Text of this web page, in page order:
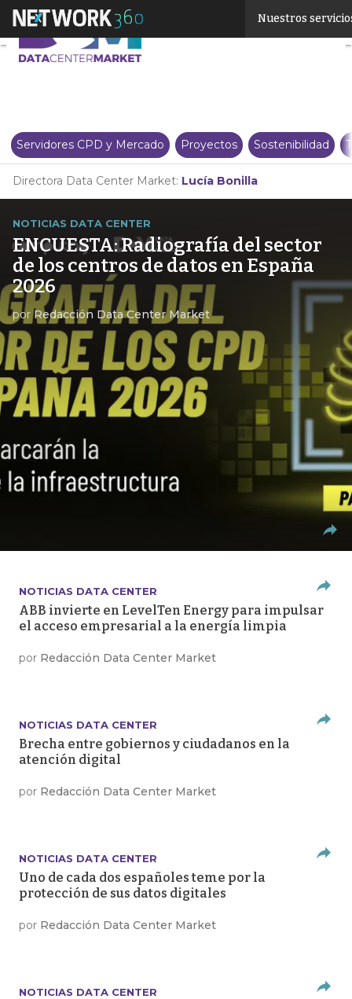
Nuestros
Servidores CPD y Mercado Proyectos Sostenibilidad
Directora Data Center Market: Lucía Bonilla
NOTICIAS DATA CENTER
ENCUESTA: Radiografía del sector
de los centros de datos en España
2026
porRedacción Data Center Market
NOTICIAS DATA CENTER
ABB invierte en LevelTen Energy para impulsar
el acceso empresarial a la energía limpia
por Redacción Data Center Market
NOTICIAS DATA CENTER
Brecha entre gobiernos y ciudadanos en la
atención digital
por Redacción Data Center Market
NOTICIAS DATA CENTER
Uno de cada dos españoles teme por la
protección de sus datos digitales
por Redacción Data Center Market
NOTICIAS DATA CENTER